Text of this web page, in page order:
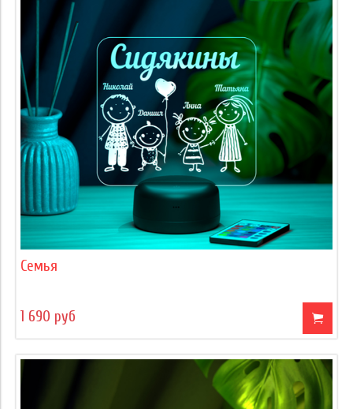
Семья
1 690 руб